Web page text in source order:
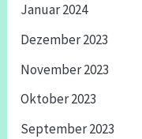
Januar 2024
Dezember 2023
November 2023
Oktober 2023
September 2023